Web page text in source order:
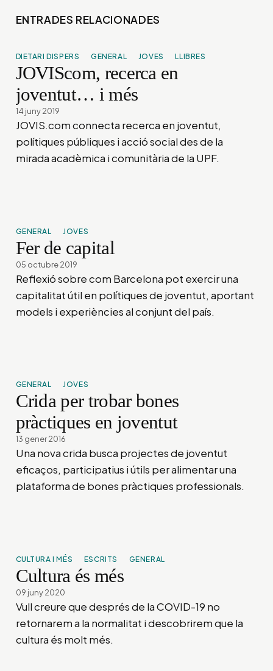
ENTRADES RELACIONADES
DIETARI DISPERS GENERAL JOVES LLIBRES
JOVIScom, recerca en
joventut… i més
14 juny 2019
JOVIS.com connecta recerca en joventut,
polítiques públiques i acció social des de la
mirada acadèmica i comunitària de la UPF.
GENERAL JOVES
Fer de capital
05 octubre 2019
Reflexió sobre com Barcelona pot exercir una
capitalitat útil en polítiques de joventut, aportant
models i experiències al conjunt del país.
GENERAL JOVES
Crida per trobar bones
pràctiques en joventut
13 gener 2016
Una nova crida busca projectes de joventut
eficaços, participatius i útils per alimentar una
plataforma de bones pràctiques professionals.
CULTURA I MÉS ESCRITS GENERAL
Cultura és més
09 juny 2020
Vull creure que després de la COVID-19 no
retornarem a la normalitat i descobrirem que la
cultura és molt més.